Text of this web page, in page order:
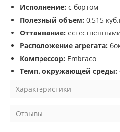
Исполнение: с бортом
Полезный объем: 0,515
Оттаивание:
Расположение агрегата:
Компрессор: Embraco
Темп. окружающей среды:
Характеристики
Отзывы